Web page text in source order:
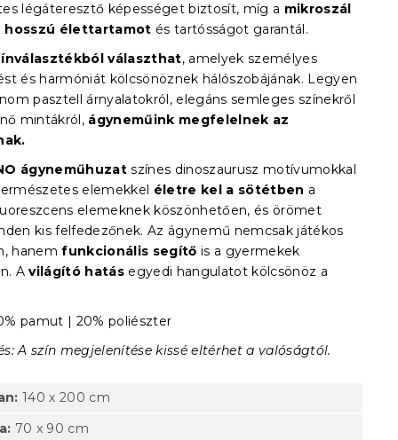
légáteresztő képességet biztosít, míg a mikroszál
hosszú élettartamot és tartósságot garantál.
választhat, amelyek személyes
és harmóniát kölcsönöznek hálószobájának. Legyen
pasztell árnyalatokról, elegáns semleges színekről
mintákról, ágyneműink megfelelnek az
ágyneműhuzat színes dinoszaurusz motívumokkal
elemekkel életre kel a sötétben a
elemeknek köszönhetően, és örömet
kis felfedezőnek. Az ágynemű nemcsak játékos
hanemfunkcionális segítő is a gyermekek
Avilágító hatás egyedi hangulatot kölcsönöz a
pamut | 20% poliészter
A szín megjelenítése kissé eltérhet a valóságtól.
140 x 200 cm
70 x 90 cm